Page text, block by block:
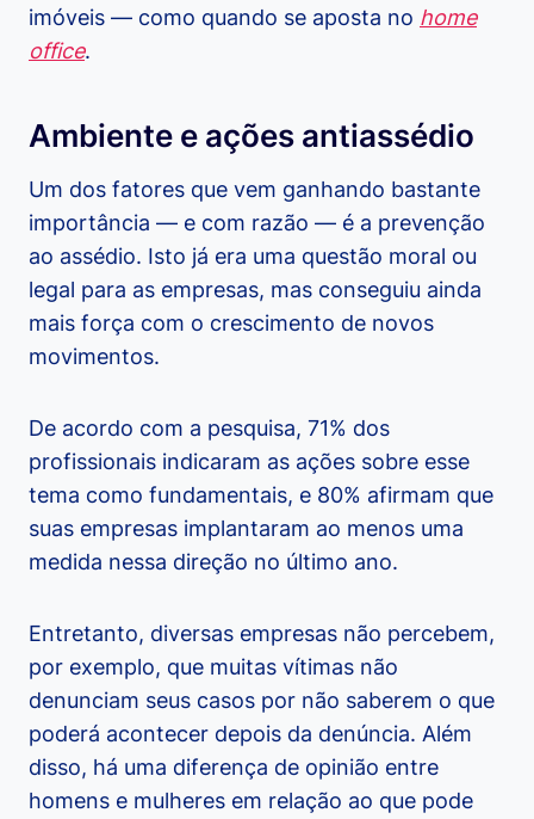
imóveis — como quando se aposta no home
office.
Ambiente e ações antiassédio
Um dos fatores que vem ganhando bastante
importância — e com razão — é a prevenção
ao assédio. Isto já era uma questão moral ou
legal para as empresas, mas conseguiu ainda
mais força com o crescimento de novos
movimentos.
De acordo com a pesquisa, 71% dos
profissionais indicaram as ações sobre esse
tema como fundamentais, e 80% afirmam que
suas empresas implantaram ao menos uma
medida nessa direção no último ano.
Entretanto, diversas empresas não percebem,
por exemplo, que muitas vítimas não
denunciam seus casos por não saberem o que
poderá acontecer depois da denúncia. Além
disso, há uma diferença de opinião entre
homens e mulheres em relação ao que pode